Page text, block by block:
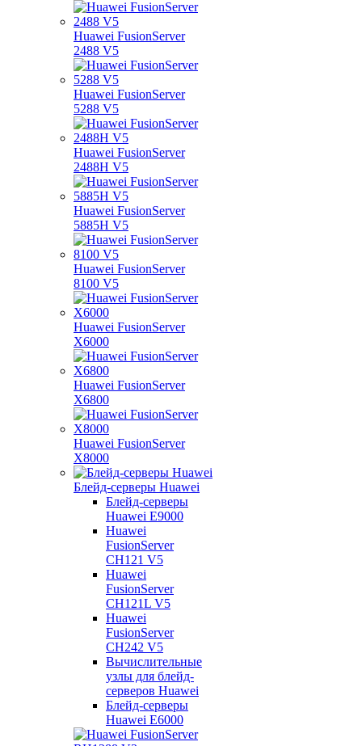
Huawei FusionServer
2488 V5
Huawei FusionServer
5288 V5
Huawei FusionServer
2488H V5
Huawei FusionServer
5885H V5
Huawei FusionServer
8100 V5
Huawei FusionServer
X6000
Huawei FusionServer
X6800
Huawei FusionServer
X8000
Блейд-серверы Huawei
Блейд-серверы
Huawei E9000
Huawei
FusionServer
CH121 V5
Huawei
FusionServer
CH121L V5
Huawei
FusionServer
CH242 V5
Вычислительные
узлы для блейд-
серверов Huawei
Блейд-серверы
Huawei E6000